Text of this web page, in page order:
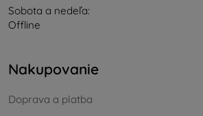
Sobota a nedeľa:
Offline
Nakupovanie
Doprava a platba